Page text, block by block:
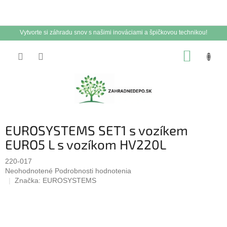
Vytvorte si záhradu snov s našimi inováciami a špičkovou technikou!
EUROSYSTEMS SET1 s vozíkem
EURO5 L s vozíkom HV220L
220-017
Priemerné
hodnotenie
Neohodnotené Podrobnosti hodnotenia
Značka: EUROSYSTEMS